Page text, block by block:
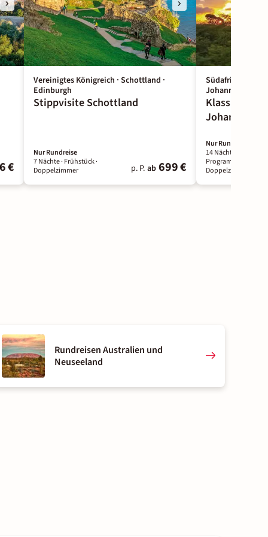
€
Vereinigtes Königreich · Schottland ·
Edinburgh
Stippvisite Schottland
Nur Rundreise
7 Nächte· Frühstück·
Doppelzimmer
p. P. ab 699 €
Südafrika ·
Johannesburg
Klassisches
Nur Rundreise
14 Nächte
Programm
Doppelzimmer
Rundreisen Australien und
Neuseeland